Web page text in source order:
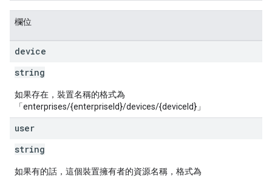
欄位
device
string
如果存在，裝置名稱的格式為
「enterprises/{enterpriseId}/devices/{deviceId}」
user
string
如果有的話，這個裝置擁有者的資源名稱，格式為